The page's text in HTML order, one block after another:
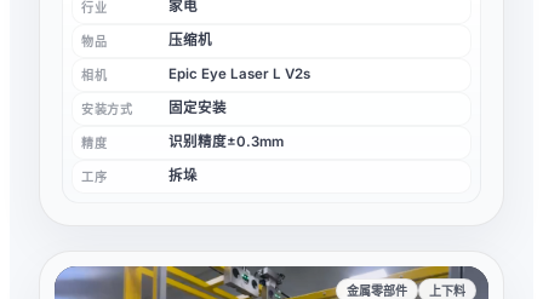
行业 家电
物品 压缩机
相机 Epic Eye Laser L V2s
安装方式 固定安装
精度 识别精度±0.3mm
工序 拆垛
金属零部件 上下料